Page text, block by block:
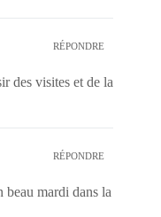
RÉPONDRE
des visites et de la
RÉPONDRE
beau mardi dans la